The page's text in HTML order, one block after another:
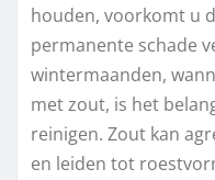
houden, voorkomt u
permanente schade
wintermaanden,
met zout, is het
reinigen. Zout kan
en leiden tot